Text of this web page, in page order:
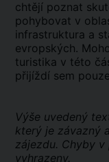
chtějí poznat
pohybovat v
infrastruktura a
evropských.
turistika v této
přijíždí sem
Výše uvedený
který je závazný
zájezdu. Chyby v
vyhrazeny.